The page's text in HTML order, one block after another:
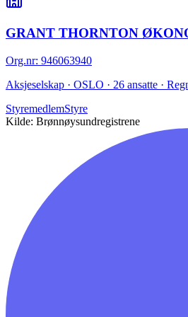
GRANT THORNTON
Org.nr: 946063940
Aksjeselskap · OSLO · 26 ansatte ·
StyremedlemStyre
Kilde: Brønnøysundregistrene